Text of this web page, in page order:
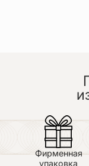
Фирменная
упаковка